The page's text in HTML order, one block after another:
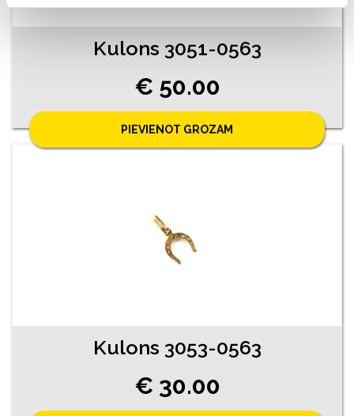
Kulons 3051-0563
€ 50.00
PIEVIENOT GROZAM
Kulons 3053-0563
€ 30.00